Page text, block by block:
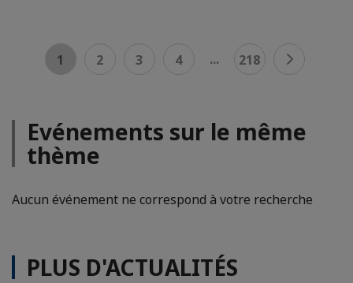
1 2 3 4 ... 218
Evénements sur le même
thème
Aucun événement ne correspond à votre recherche
PLUS D'ACTUALITÉS